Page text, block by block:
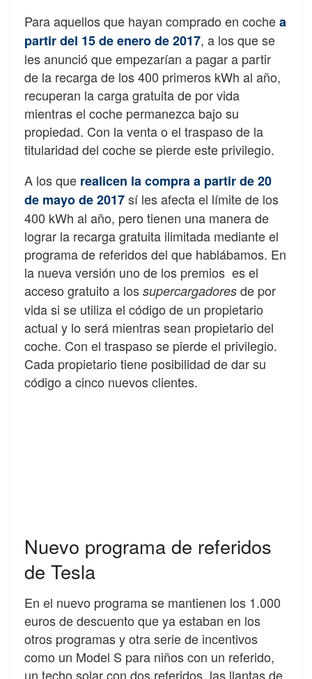
Para aquellos que hayan comprado en cochea
partir del 15 de enero de 2017, a los que se
les anunció que empezarían a pagar a partir
de la recarga de los 400 primeros kWh al año,
recuperan la carga gratuita de por vida
mientras el coche permanezca bajo su
propiedad. Con la venta o el traspaso de la
titularidad del coche se pierde este privilegio.
A los que realicen la compra a partir de 20
de mayo de 2017sí les afecta el límite de los
400 kWh al año, pero tienen una manera de
lograr la recarga gratuita ilimitada mediante el
programa de referidos del que hablábamos. En
la nueva versión uno de los premios es el
acceso gratuito a los supercargadores de por
vida si se utiliza el código de un propietario
actual y lo será mientras sean propietario del
coche. Con el traspaso se pierde el privilegio.
Cada propietario tiene posibilidad de dar su
código a cinco nuevos clientes.
Nuevo programa de referidos
de Tesla
En el nuevo programa se mantienen los 1.000
euros de descuento que ya estaban en los
otros programas y otra serie de incentivos
como un Model S para niños con un referido,
un techo solar con dos referidos, las llantas de